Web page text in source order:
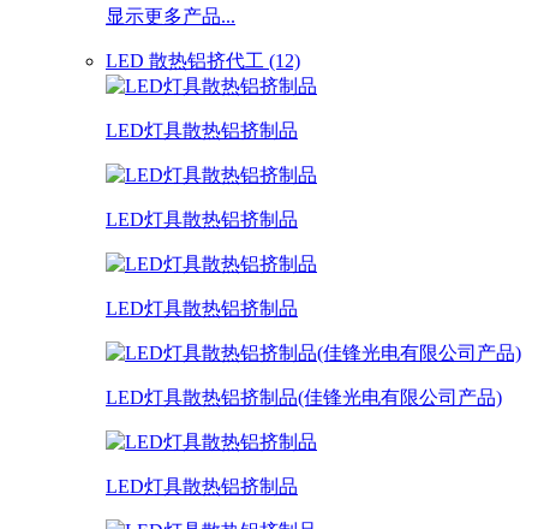
显示更多产品...
LED 散热铝挤代工 (12)
LED灯具散热铝挤制品
LED灯具散热铝挤制品
LED灯具散热铝挤制品
LED灯具散热铝挤制品(佳锋光电有限公司产品)
LED灯具散热铝挤制品